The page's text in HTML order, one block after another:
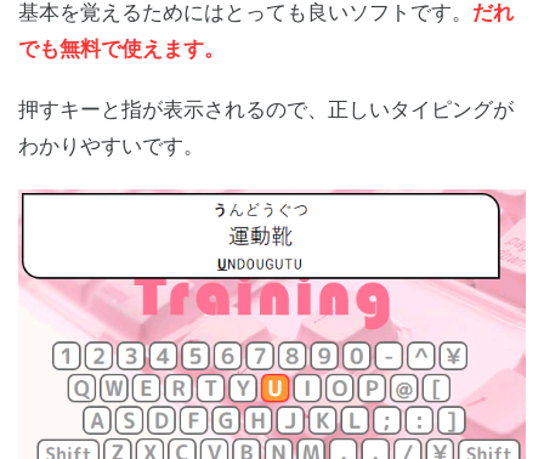
基本を覚えるためにはとっても良いソフトです。 だれ
でも無料で使えます。
押すキーと指が表示されるので、正しいタイピングが
わかりやすいです。